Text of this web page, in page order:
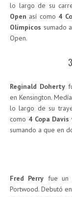
lo largo de su
Open así como 4
Olímpicos sumado
Open.
Reginald Doherty
en Kensington.
lo largo de su
como 4 Copa
sumando a que en
Fred Perry fue un
Portwood. Debutó